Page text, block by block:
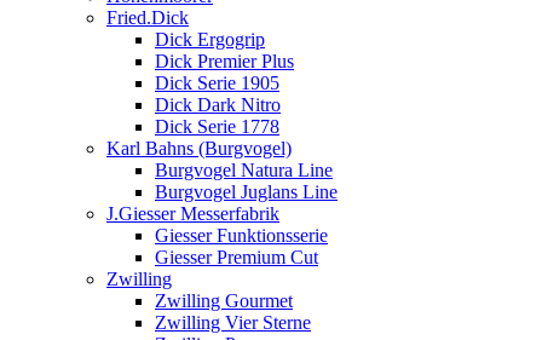
Fried.Dick
Dick Ergogrip
Dick Premier Plus
Dick Serie 1905
Dick Dark Nitro
Dick Serie 1778
Karl Bahns (Burgvogel)
Burgvogel Natura Line
Burgvogel Juglans Line
J.Giesser Messerfabrik
Giesser Funktionsserie
Giesser Premium Cut
Zwilling
Zwilling Gourmet
Zwilling Vier Sterne